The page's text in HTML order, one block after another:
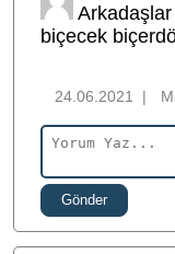
biçecek
24.06.2021 |
Gönder